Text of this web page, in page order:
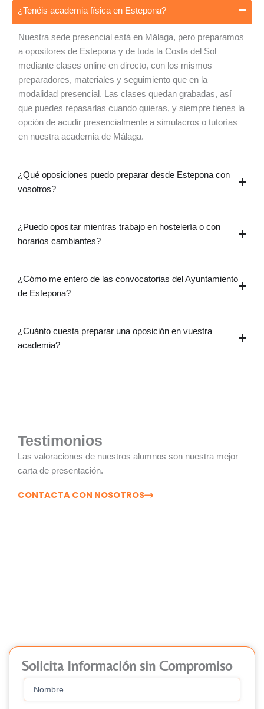
¿Tenéis academia física en Estepona?
Nuestra sede presencial está en Málaga, pero preparamos
a opositores de Estepona y de toda la Costa del Sol
mediante clases online en directo, con los mismos
preparadores, materiales y seguimiento que en la
modalidad presencial. Las clases quedan grabadas, así
que puedes repasarlas cuando quieras, y siempre tienes la
opción de acudir presencialmente a simulacros o tutorías
en nuestra academia de Málaga.
¿Qué oposiciones puedo preparar desde Estepona con
vosotros?
¿Puedo opositar mientras trabajo en hostelería o con
horarios cambiantes?
¿Cómo me entero de las convocatorias del Ayuntamiento
de Estepona?
¿Cuánto cuesta preparar una oposición en vuestra
academia?
Testimonios
Las valoraciones de nuestros alumnos son nuestra mejor
carta de presentación.
CONTACTA CON NOSOTROS
Solicita Información sin Compromiso